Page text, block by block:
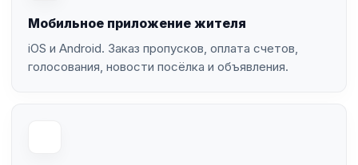
Мобильное приложение жителя
iOS и Android. Заказ пропусков, оплата счетов,
голосования, новости посёлка и объявления.